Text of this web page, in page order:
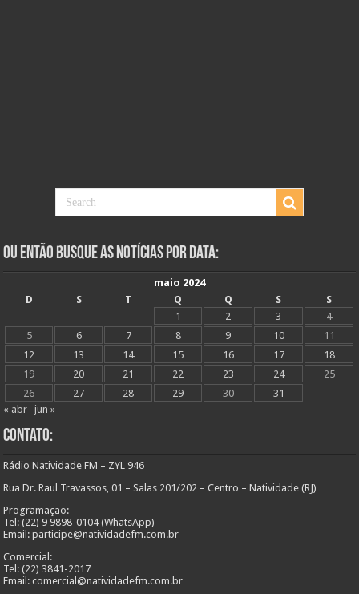
Ou Então Busque as Notícias Por Data:
maio 2024
D
S T Q Q S
S
1
2 3
4
5
6 7 8 9 10
11
12
13 14 15 16 17
18
19
20 21 22 23 24
25
26
27 28 29 30
31
« abr
jun »
Contato:
Rádio Natividade FM – ZYL 946
Rua Dr. Raul Travassos, 01 – Salas 201/202 – Centro – Natividade (RJ)
Programação:
Tel: (22) 9 9898-0104 (WhatsApp)
Email: participe@natividadefm.com.br
Comercial:
Tel: (22) 3841-2017
Email: comercial@natividadefm.com.br